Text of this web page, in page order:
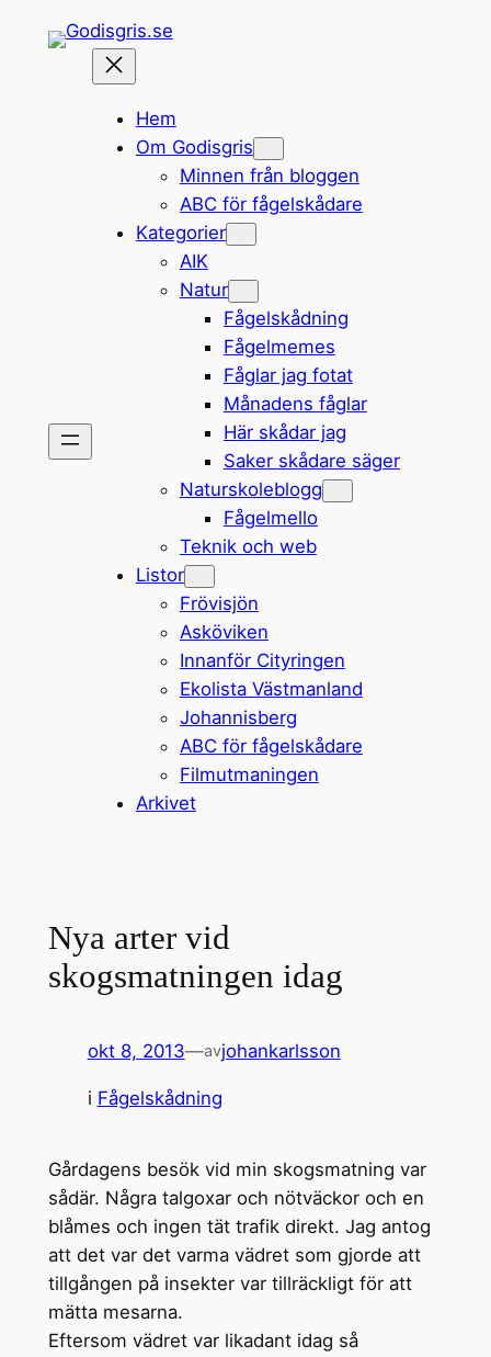
Hem
Om Godisgris
Minnen från bloggen
ABC för fågelskådare
Kategorier
AIK
Natur
Fågelskådning
Fågelmemes
Fåglar jag fotat
Månadens fåglar
Här skådar jag
Saker skådare säger
Naturskoleblogg
Fågelmello
Teknik och web
Listor
Frövisjön
Asköviken
Innanför Cityringen
Ekolista Västmanland
Johannisberg
ABC för fågelskådare
Filmutmaningen
Arkivet
Nya arter vid
skogsmatningen idag
okt 8, 2013—avjohankarlsson
i Fågelskådning
Gårdagens besök vid min skogsmatning var
sådär. Några talgoxar och nötväckor och en
blåmes och ingen tät trafik direkt. Jag antog
att det var det varma vädret som gjorde att
tillgången på insekter var tillräckligt för att
mätta mesarna.
Eftersom vädret var likadant idag så